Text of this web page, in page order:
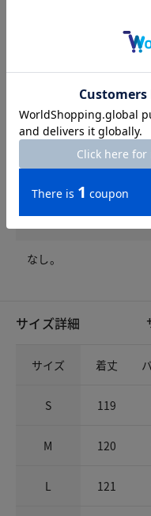
なし。前身頃バスト部
ポケット
左右サイドポケット。
ウエスト仕様
ドローコードで調整
なし。
サイズ詳細
サイズ 着丈
S 119
M 120
L 121